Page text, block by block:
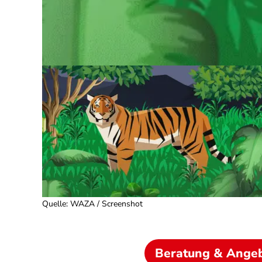
Quelle: WAZA / Screenshot
Beratung &